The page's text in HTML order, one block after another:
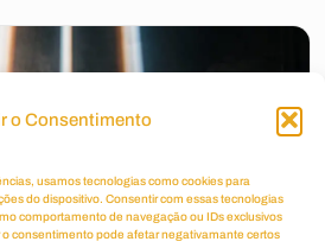
o Consentimento
usamos tecnologias como cookies para
do dispositivo. Consentir com essas tecnologias
comportamento de navegação ou IDs exclusivos
o consentimento pode afetar negativamante certos